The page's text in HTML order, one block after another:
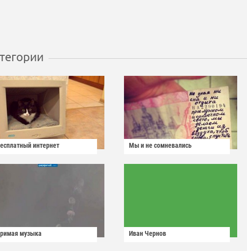
интернет Мы и не сомневались
музыка Иван Чернов